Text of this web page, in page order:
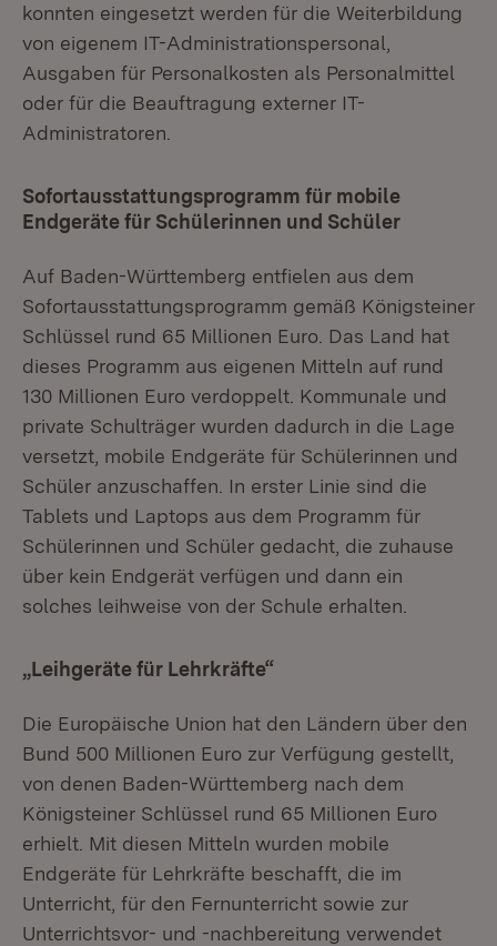
konnten eingesetzt werden für die Weiterbildung
von eigenem IT-Administrationspersonal,
Ausgaben für Personalkosten als Personalmittel
oder für die Beauftragung externer IT-
Administratoren.
Sofortausstattungsprogramm für mobile
Endgeräte für Schülerinnen und Schüler
Auf Baden-Württemberg entfielen aus dem
Sofortausstattungsprogramm gemäß Königsteiner
Schlüssel rund 65 Millionen Euro. Das Land hat
dieses Programm aus eigenen Mitteln auf rund
130 Millionen Euro verdoppelt. Kommunale und
private Schulträger wurden dadurch in die Lage
versetzt, mobile Endgeräte für Schülerinnen und
Schüler anzuschaffen. In erster Linie sind die
Tablets und Laptops aus dem Programm für
Schülerinnen und Schüler gedacht, die zuhause
über kein Endgerät verfügen und dann ein
solches leihweise von der Schule erhalten.
„Leihgeräte für Lehrkräfte“
Die Europäische Union hat den Ländern über den
Bund 500 Millionen Euro zur Verfügung gestellt,
von denen Baden-Württemberg nach dem
Königsteiner Schlüssel rund 65 Millionen Euro
erhielt. Mit diesen Mitteln wurden mobile
Endgeräte für Lehrkräfte beschafft, die im
Unterricht, für den Fernunterricht sowie zur
Unterrichtsvor- und -nachbereitung verwendet